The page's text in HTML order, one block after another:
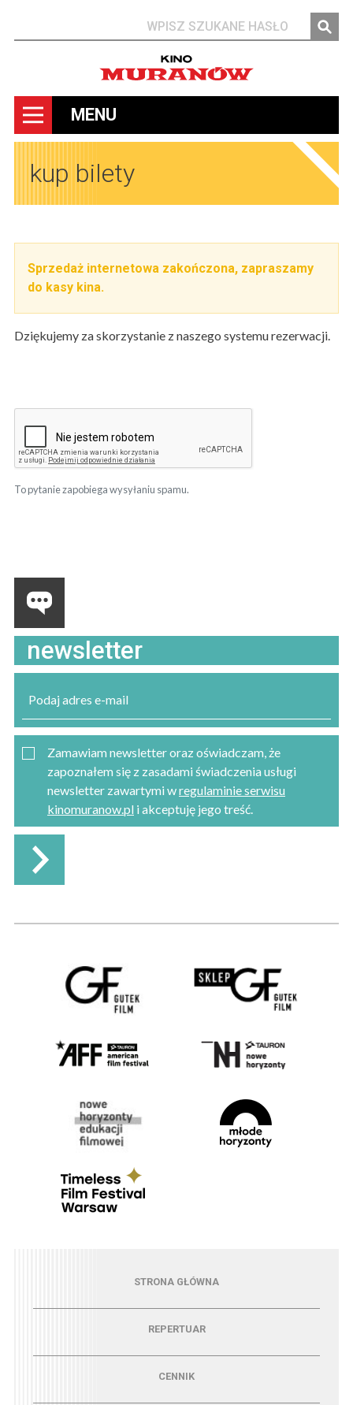
MENU
kup bilety
Sprzedaż internetowa zakończona, zapraszamy
do kasy kina.
Dziękujemy za skorzystanie z naszego systemu rezerwacji.
To pytanie zapobiega wysyłaniu spamu.
newsletter
Zamawiam newsletter oraz oświadczam, że
zapoznałem się z zasadami świadczenia usługi
newsletter zawartymi wregulaminie serwisu
kinomuranow.pl i akceptuję jego treść.
Menu - strona główna
STRONA GŁÓWNA
Menu - repertuarREPERTUAR
CENNIK